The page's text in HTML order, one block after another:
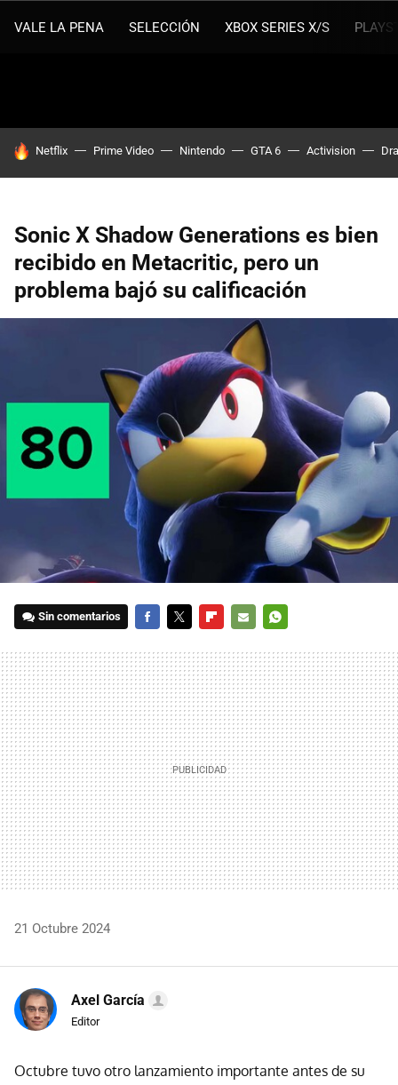
VALE LA PENA SELECCIÓN XBOX SERIES X/S
HOY SE HABLA DE
Netflix Prime Video Nintendo GTA 6 Activision
Sonic X Shadow Generations es bien
recibido en Metacritic, pero un
problema bajó su calificación
Sin comentarios
MAIL
21 Octubre 2024
Axel García
Editor
Octubre tuvo otro lanzamiento importante antes de su